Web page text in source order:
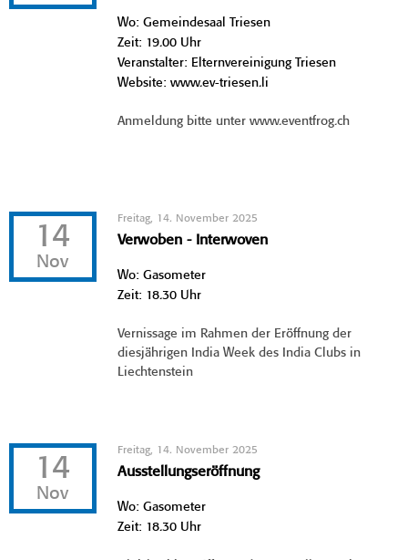
Wo: Gemeindesaal Triesen
Zeit: 19.00 Uhr
Veranstalter: Elternvereinigung Triesen
Website: www.ev-triesen.li
Anmeldung bitte unter www.eventfrog.ch
14
Nov
Freitag, 14. November 2025
Verwoben - Interwoven
Wo: Gasometer
Zeit: 18.30 Uhr
Vernissage im Rahmen der Eröffnung der
diesjährigen India Week des India Clubs in
Liechtenstein
14
Nov
Freitag, 14. November 2025
Ausstellungseröffnung
Wo: Gasometer
Zeit: 18.30 Uhr